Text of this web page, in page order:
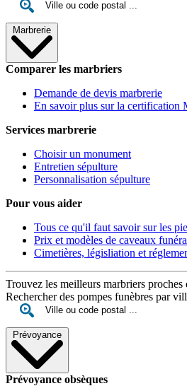
Marbrerie
Comparer les marbriers
Demande de devis marbrerie
En savoir plus sur la certification
Services marbrerie
Choisir un monument
Entretien sépulture
Personnalisation sépulture
Pour vous aider
Tous ce qu'il faut savoir sur les
Prix et modèles de caveaux
Cimetières, législiation et
Trouvez les meilleurs marbriers proches
Rechercher des pompes funèbres par
Prévoyance
Prévoyance obsèques